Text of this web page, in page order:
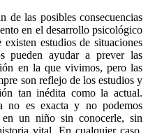
de las posibles consecuencias
en el desarrollo psicológico
estudios de situaciones
pueden ayudar a prever las
en la que vivimos, pero las
son reflejo de los estudios y
tan inédita como la actual.
no es exacta y no podemos
un niño sin conocerle, sin
vital. En cualquier caso,